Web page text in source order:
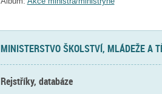
MINISTERSTVO ŠKOLSTVÍ, MLÁDEŽE A
Rejstříky, databáze